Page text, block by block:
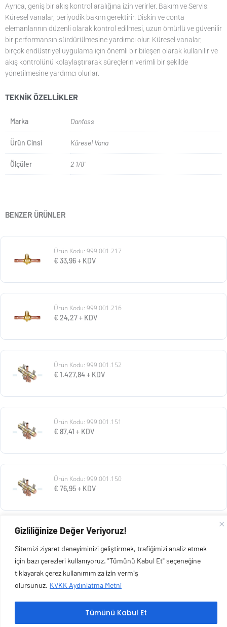
Gizliliğinize Değer Veriyoruz!
Sitemizi ziyaret deneyiminizi geliştirmek, trafiğimizi analiz etmek
için bazı çerezleri kullanıyoruz. "Tümünü Kabul Et" seçeneğine
tıklayarak çerez kullanımımıza izin vermiş
olursunuz. KVKK Aydınlatma Metni
Tümünü Kabul Et
Ayrıca, geniş bir akış kontrol aralığına izin verirler. Bakım ve Servis:
Küresel vanalar, periyodik bakım gerektirir. Diskin ve conta
elemanlarının düzenli olarak kontrol edilmesi, uzun ömürlü ve güvenilir
bir performansın sürdürülmesine yardımcı olur. Küresel vanalar,
birçok endüstriyel uygulama için önemli bir bileşen olarak kullanılır ve
akış kontrolünü kolaylaştırarak süreçlerin verimli bir şekilde
yönetilmesine yardımcı olurlar.
TEKNIK ÖZELLIKLER
Marka Danfoss
Ürün Cinsi Küresel Vana
Ölçüler 2 1/8"
BENZER ÜRÜNLER
Ürün Kodu: 999.001.217
€ 33,96+ KDV
Ürün Kodu: 999.001.216
€ 24,27+ KDV
Ürün Kodu: 999.001.152
€ 1.427,84+ KDV
Ürün Kodu: 999.001.151
€ 87,41 + KDV
Ürün Kodu: 999.001.150
€ 76,95+ KDV
Ürün Kodu: 999.001.139
€304,16+ KDV